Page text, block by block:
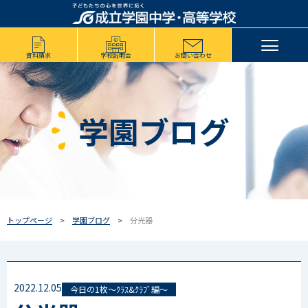
資料請求 学校説明会 お問い合わせ
学園ブログ
トップページ 学園ブログ 分光器
2022.12.05 今日の1枚～ｸﾗｽ&ｸﾗﾌﾞ編～